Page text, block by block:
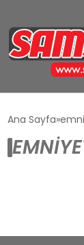
EĞITIM
Ana Sayfa